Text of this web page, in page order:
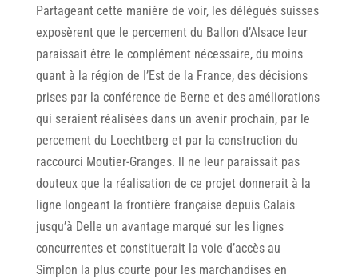
Partageant cette manière de voir, les délégués suisses
exposèrent que le percement du Ballon d’Alsace leur
paraissait être le complément nécessaire, du moins
quant à la région de I’Est de la France, des décisions
prises par la conférence de Berne et des améliorations
qui seraient réalisées dans un avenir prochain, par le
percement du Loechtberg et par la construction du
raccourci Moutier-Granges. ll ne leur paraissait pas
douteux que la réalisation de ce projet donnerait à la
ligne longeant la frontière française depuis Calais
jusqu’à Delle un avantage marqué sur les lignes
concurrentes et constituerait la voie d’accès au
Simplon la plus courte pour les marchandises en